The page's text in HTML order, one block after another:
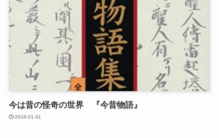
今は昔の怪奇の世界 『今昔物語』
2018-01-31